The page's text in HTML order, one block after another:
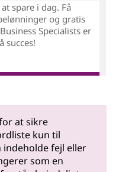
spare i dag. Få
og gratis
Specialists er
succes!
at sikre
kun til
fejl eller
som en